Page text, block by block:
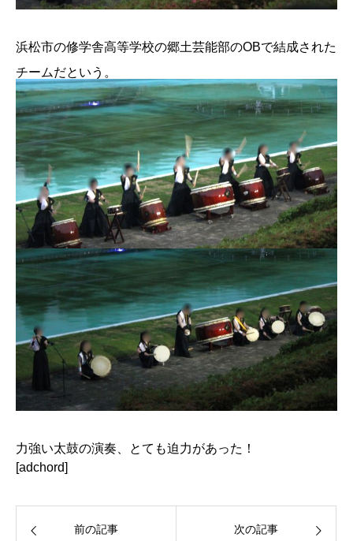
浜松市の修学舎高等学校の郷土芸能部のOBで結成された
チームだという。
力強い太鼓の演奏、とても迫力があった！
[adchord]
前の記事 次の記事